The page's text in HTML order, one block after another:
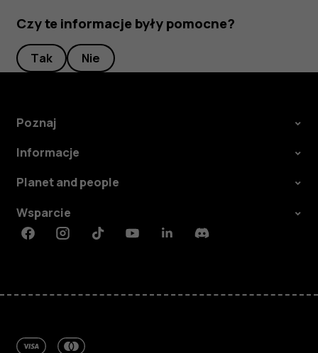
Czy te informacje były pomocne?
Tak Nie
Poznaj
Informacje
Planet and people
Wsparcie
FacebookInstagramTiktokYoutubeLinkedinDiscord